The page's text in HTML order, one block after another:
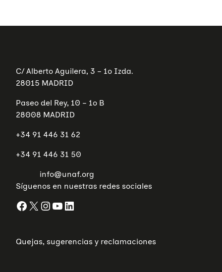
C/ Alberto Aguilera, 3 – 1º Izda.
28015 MADRID
Paseo del Rey, 10 – 1º B
28008 MADRID
+34 91 446 31 62
+34 91 446 31 50
info@unaf.org
Síguenos en nuestras redes sociales
Facebook X InstagramYouTube LinkedIn
Quejas, sugerencias y reclamaciones